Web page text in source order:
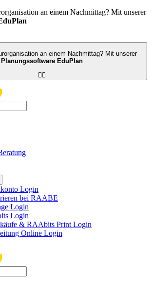
an einem Nachmittag? Mit unserer
an einem Nachmittag? Mit unserer
Planungssoftware EduPlan

Login
bei RAABE
Login
Login
& RAAbits Print Login
Online Login